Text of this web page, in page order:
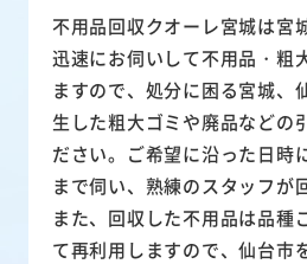
不用品回収クオーレ宮城は宮
迅速にお伺いして不用品・粗
ますので、処分に困る宮城、
生した粗大ゴミや廃品などの
ださい。ご希望に沿った日時
まで伺い、熟練のスタッフが
また、 回収した不用品は品種
て再利用 しますので、仙台市